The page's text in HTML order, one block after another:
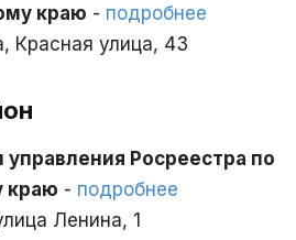
краю - подробнее
Красная улица, 43
управления Росреестра по
краю - подробнее
Ленина, 1